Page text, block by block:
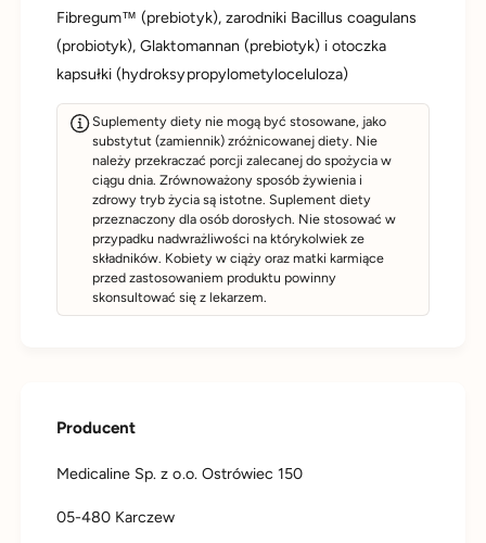
Fibregum™ (prebiotyk), zarodniki Bacillus coagulans
(probiotyk), Glaktomannan (prebiotyk) i otoczka
kapsułki (hydroksypropylometyloceluloza)
Suplementy diety nie mogą być stosowane, jako
substytut (zamiennik) zróżnicowanej diety. Nie
należy przekraczać porcji zalecanej do spożycia w
ciągu dnia. Zrównoważony sposób żywienia i
zdrowy tryb życia są istotne. Suplement diety
przeznaczony dla osób dorosłych. Nie stosować w
przypadku nadwrażliwości na którykolwiek ze
składników. Kobiety w ciąży oraz matki karmiące
przed zastosowaniem produktu powinny
skonsultować się z lekarzem.
Producent
Medicaline Sp. z o.o. Ostrówiec 150
05-480 Karczew